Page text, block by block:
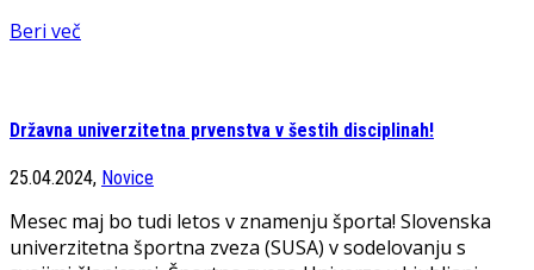
Beri več
Državna univerzitetna prvenstva v šestih disciplinah!
25.04.2024, Novice
Mesec maj bo tudi letos v znamenju športa! Slovenska
univerzitetna športna zveza (SUSA) v sodelovanju s